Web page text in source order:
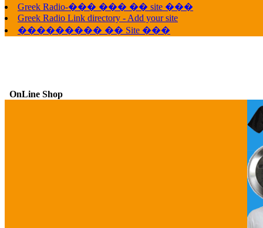
Greek Radio-��� ��� �� site ���
Greek Radio Link directory - Add your site
��������� �� Site ���
OnLine Shop